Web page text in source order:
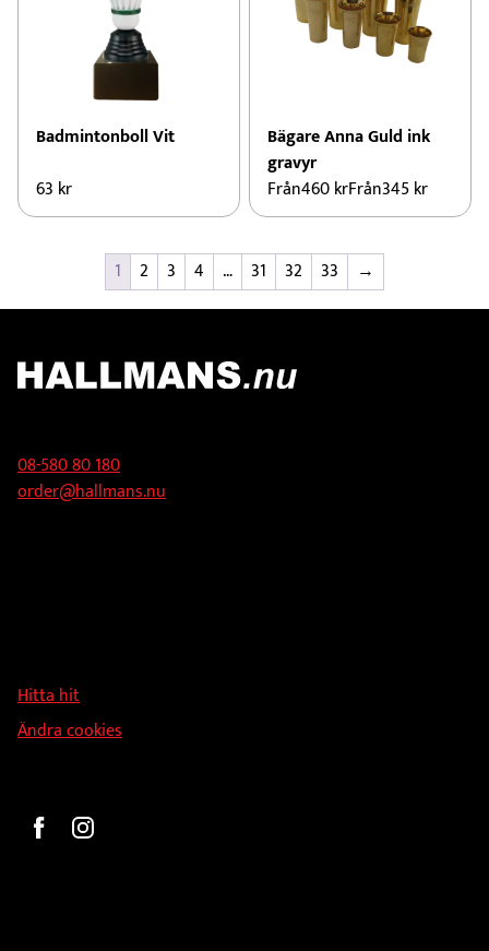
Badmintonboll Vit
63 kr
Bägare Anna Guld ink
gravyr
Från460krFrån345kr
1 2 3 4 … 31 32 33 →
08-580 80 180
order@hallmans.nu
Hitta hit
Ändra cookies